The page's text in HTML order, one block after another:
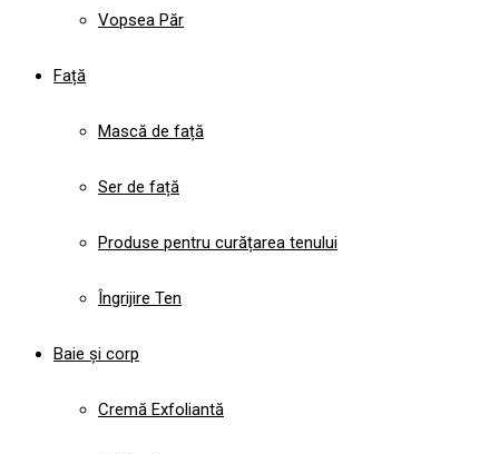
Vopsea Păr
Față
Mască de față
Ser de față
Produse pentru curățarea tenului
Îngrijire Ten
Baie și corp
Cremă Exfoliantă